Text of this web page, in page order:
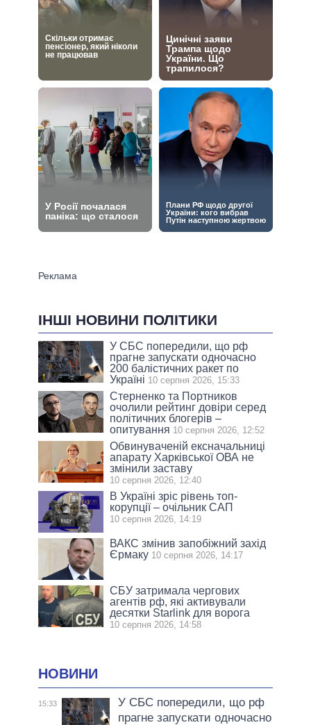
ІНШІ НОВИНИ ПОЛІТИКИ
У СБС попередили, що рф
прагне запускати одночасно
200 балістичних ракет по
Україні 10 серпня 2026, 15:33
Стерненко та Портников
очолили рейтинг довіри серед
політичних блогерів –
опитування 10 серпня 2026, 12:52
Обвинуваченій ексначальниці
апарату Харківської ОВА не
змінили заставу
10 серпня 2026, 12:40
В Україні зріс рівень топ-
корупції – очільник САП
10 серпня 2026, 14:19
ВАКС змінив запобіжний захід
Єрмаку 10 серпня 2026, 14:17
СБУ затримала чергових
агентів рф, які активували
десятки Starlink для ворога
10 серпня 2026, 14:58
НОВИНИ
15:33
У СБС попередили, що рф
прагне запускати одночасно